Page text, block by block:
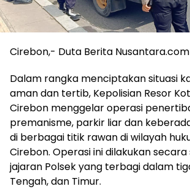
Cirebon,- Duta Berita Nusantara.com
Dalam rangka menciptakan situasi
aman dan tertib, Kepolisian Resor
Cirebon menggelar operasi
premanisme, parkir liar dan
di berbagai titik rawan di wilayah
Cirebon. Operasi ini dilakukan
jajaran Polsek yang terbagi dalam
Tengah, dan Timur.